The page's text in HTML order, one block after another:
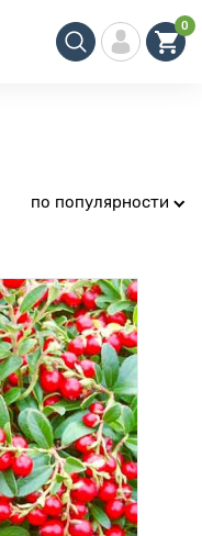
0
по популярности